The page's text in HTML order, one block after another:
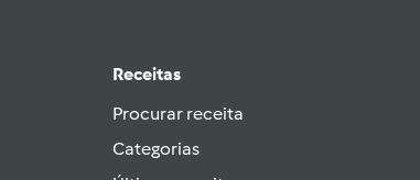
Receitas
Procurar receita
Categorias